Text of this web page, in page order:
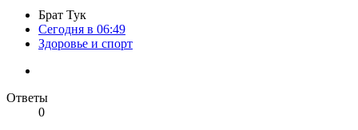
Брат Тук
Сегодня в 06:49
Здоровье и спорт
Ответы
0